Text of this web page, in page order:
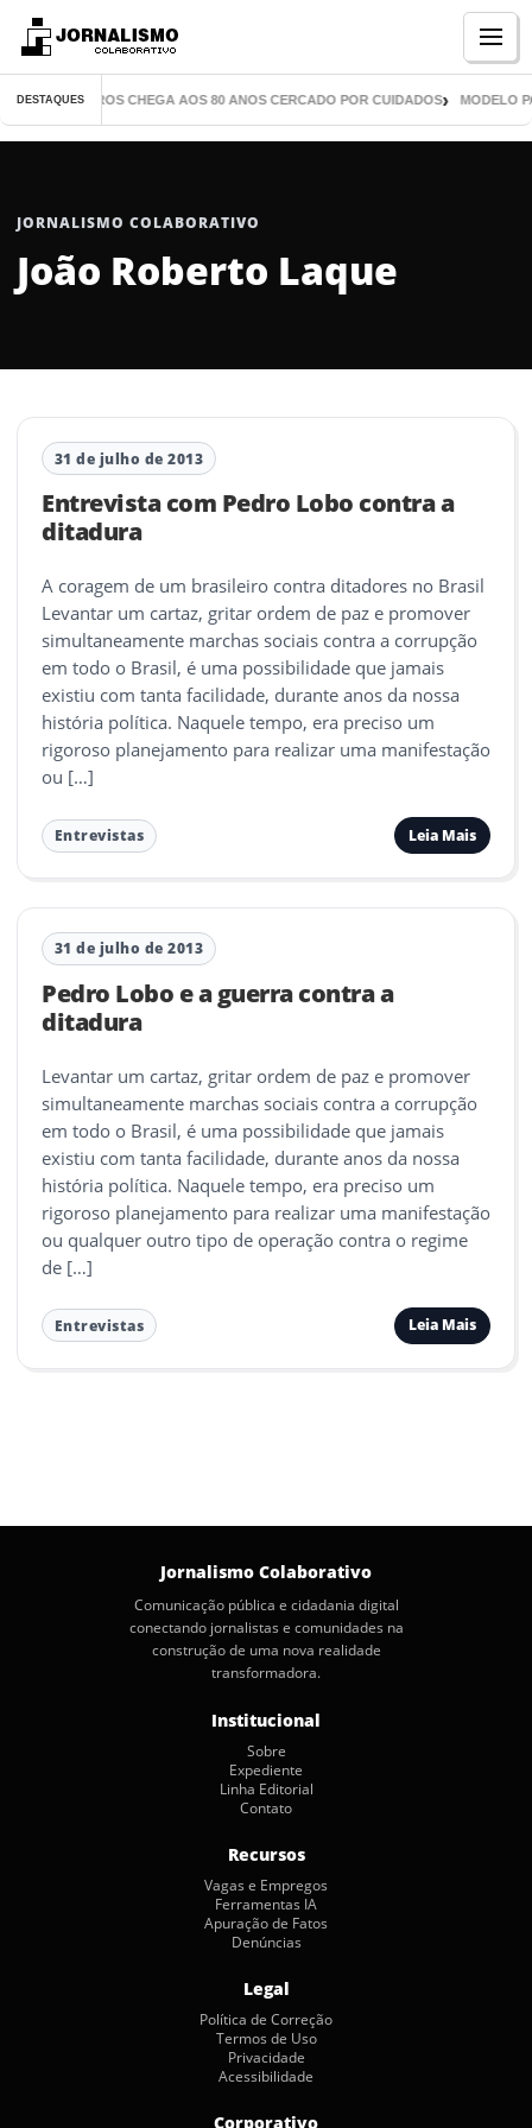
DESTAQUES
DE MIL LIVROS CHEGA AOS 80 ANOS CERCADO POR CUIDADOS MODELO
JORNALISMO COLABORATIVO
João Roberto Laque
31 de julho de 2013
Entrevista com Pedro Lobo contra a
ditadura
A coragem de um brasileiro contra ditadores no Brasil
Levantar um cartaz, gritar ordem de paz e promover
simultaneamente marchas sociais contra a corrupção
em todo o Brasil, é uma possibilidade que jamais
existiu com tanta facilidade, durante anos da nossa
história política. Naquele tempo, era preciso um
rigoroso planejamento para realizar uma manifestação
ou […]
Entrevistas Leia Mais
31 de julho de 2013
Pedro Lobo e a guerra contra a
ditadura
Levantar um cartaz, gritar ordem de paz e promover
simultaneamente marchas sociais contra a corrupção
em todo o Brasil, é uma possibilidade que jamais
existiu com tanta facilidade, durante anos da nossa
história política. Naquele tempo, era preciso um
rigoroso planejamento para realizar uma manifestação
ou qualquer outro tipo de operação contra o regime
de […]
Entrevistas Leia Mais
Jornalismo Colaborativo
Comunicação pública e cidadania digital
conectando jornalistas e comunidades na
construção de uma nova realidade
transformadora.
Institucional
Sobre
Expediente
Linha Editorial
Contato
Recursos
Vagas e Empregos
Ferramentas IA
Apuração de Fatos
Denúncias
Legal
Política de Correção
Termos de Uso
Privacidade
Acessibilidade
Corporativo